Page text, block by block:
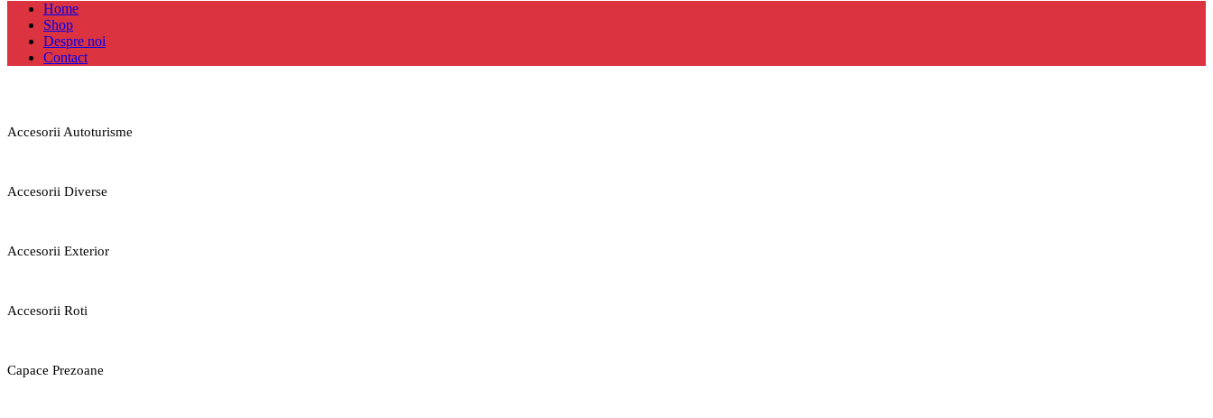
Home
Shop
Despre noi
Contact
Accesorii Autoturisme
Accesorii Diverse
Accesorii Exterior
Accesorii Roti
Capace Prezoane